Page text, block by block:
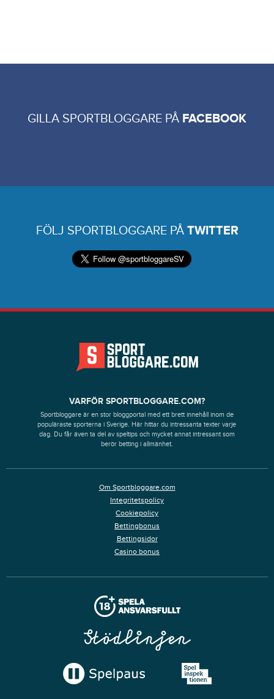
GILLA SPORTBLOGGARE PÅ FACEBOOK
FÖLJ SPORTBLOGGARE PÅ TWITTER
VARFÖR SPORTBLOGGARE.COM?
Sportbloggare är en stor bloggportal med ett brett innehåll inom de
populäraste sporterna i Sverige. Här hittar du intressanta texter varje
dag. Du får även ta del av speltips och mycket annat intressant som
berör betting i allmänhet.
Om Sportbloggare.com
Integritetspolicy
Cookiepolicy
Bettingbonus
Bettingsidor
Casino bonus